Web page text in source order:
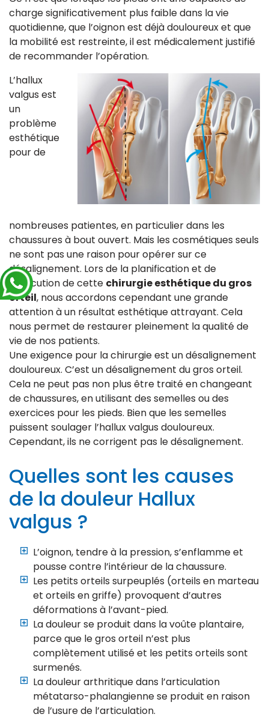
charge significativement plus faible dans la vie
quotidienne, que l’oignon est déjà douloureux et que
la mobilité est restreinte, il est médicalement justifié
de recommander l’opération.
L’hallux
valgus est
un
problème
esthétique
pour de
nombreuses patientes, en particulier dans les
chaussures à bout ouvert. Mais les cosmétiques seuls
ne sont pas une raison pour opérer sur ce
désalignement. Lors de la planification et de
l’exécution de cette chirurgie esthétique du gros
orteil, nous accordons cependant une grande
attention à un résultat esthétique attrayant. Cela
nous permet de restaurer pleinement la qualité de
vie de nos patients.
Une exigence pour la chirurgie est un désalignement
douloureux. C’est un désalignement du gros orteil.
Cela ne peut pas non plus être traité en changeant
de chaussures, en utilisant des semelles ou des
exercices pour les pieds. Bien que les semelles
puissent soulager l’hallux valgus douloureux.
Cependant, ils ne corrigent pas le désalignement.
Quelles sont les causes
de la douleur Hallux
valgus ?
L’oignon, tendre à la pression, s’enflamme et
pousse contre l’intérieur de la chaussure.
Les petits orteils surpeuplés (orteils en marteau
et orteils en griffe) provoquent d’autres
déformations à l’avant-pied.
La douleur se produit dans la voûte plantaire,
parce que le gros orteil n’est plus
complètement utilisé et les petits orteils sont
surmenés.
La douleur arthritique dans l’articulation
métatarso-phalangienne se produit en raison
de l’usure de l’articulation.